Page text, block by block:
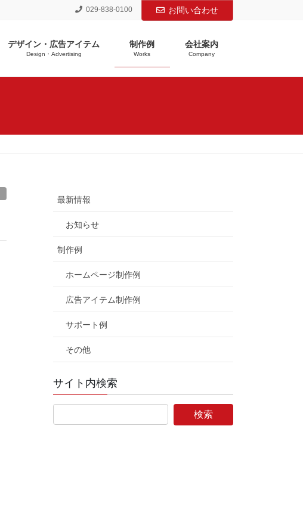
029-838-0100 お問い合わせ
デザイン・広告アイテム
Design・Advertising
制作例
Works
会社案内
Company
最新情報
お知らせ
制作例
ホームページ制作例
広告アイテム制作例
サポート例
その他
サイト内検索